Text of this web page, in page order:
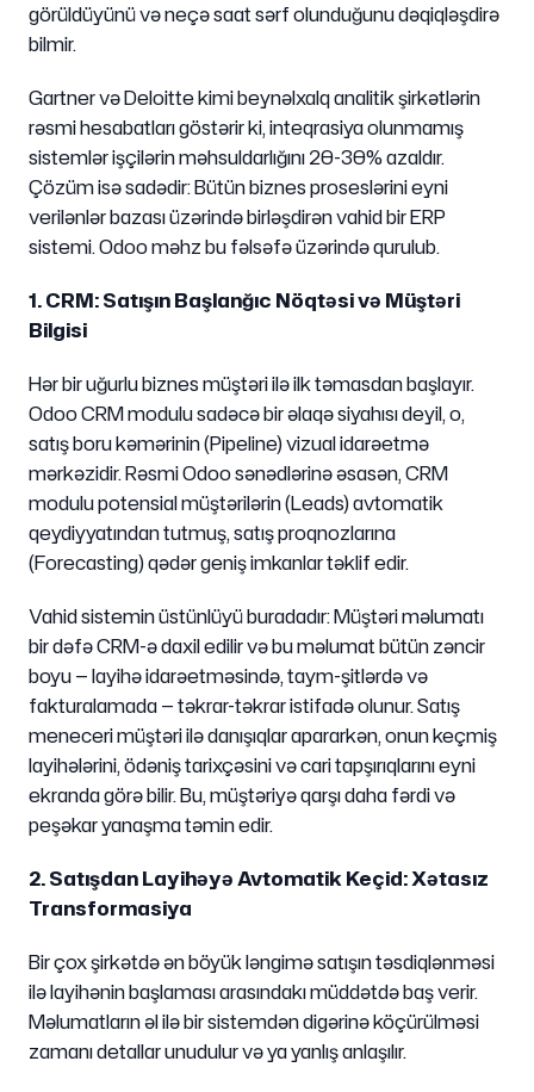
görüldüyünü və neçə saat sərf olunduğunu dəqiqləşdirə
bilmir.
Gartner və Deloitte kimi beynəlxalq analitik şirkətlərin
rəsmi hesabatları göstərir ki, inteqrasiya olunmamış
sistemlər işçilərin məhsuldarlığını 20-30% azaldır.
Çözüm isə sadədir: Bütün biznes proseslərini eyni
verilənlər bazası üzərində birləşdirən vahid bir ERP
sistemi. Odoo məhz bu fəlsəfə üzərində qurulub.
1. CRM: Satışın Başlanğıc Nöqtəsi və Müştəri
Bilgisi
Hər bir uğurlu biznes müştəri ilə ilk təmasdan başlayır.
Odoo CRM modulu sadəcə bir əlaqə siyahısı deyil, o,
satış boru kəmərinin (Pipeline) vizual idarəetmə
mərkəzidir. Rəsmi Odoo sənədlərinə əsasən, CRM
modulu potensial müştərilərin (Leads) avtomatik
qeydiyyatından tutmuş, satış proqnozlarına
(Forecasting) qədər geniş imkanlar təklif edir.
Vahid sistemin üstünlüyü buradadır: Müştəri məlumatı
bir dəfə CRM-ə daxil edilir və bu məlumat bütün zəncir
boyu — layihə idarəetməsində, taym-şitlərdə və
fakturalamada — təkrar-təkrar istifadə olunur. Satış
meneceri müştəri ilə danışıqlar apararkən, onun keçmiş
layihələrini, ödəniş tarixçəsini və cari tapşırıqlarını eyni
ekranda görə bilir. Bu, müştəriyə qarşı daha fərdi və
peşəkar yanaşma təmin edir.
2. Satışdan Layihəyə Avtomatik Keçid: Xətasız
Transformasiya
Bir çox şirkətdə ən böyük ləngimə satışın təsdiqlənməsi
ilə layihənin başlaması arasındakı müddətdə baş verir.
Məlumatların əl ilə bir sistemdən digərinə köçürülməsi
zamanı detallar unudulur və ya yanlış anlaşılır.